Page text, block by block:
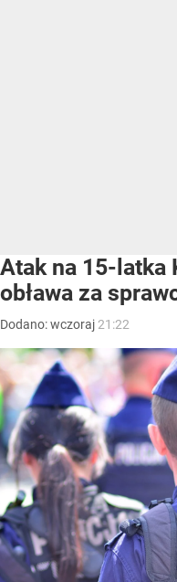
Atak na 15-latka
obława za
Dodano:wczoraj 21:22